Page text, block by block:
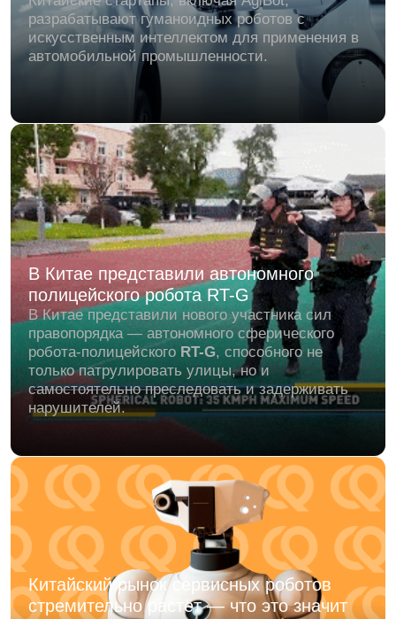
Solo8, четвероногий
робот-акробат
Сегодня на арене — Solo8, четвероногий
акробат от Института Макса Планка и
Лаборатории робототехнических систем ETH
Zurich!
грузового робота — Hauler
Cartken Hauler — это вседорожный робот для
перевозки самых разных грузов. Он уверенно
катается по гравию, траве, гальке, грязи, коврам
и даже неровному бетону.